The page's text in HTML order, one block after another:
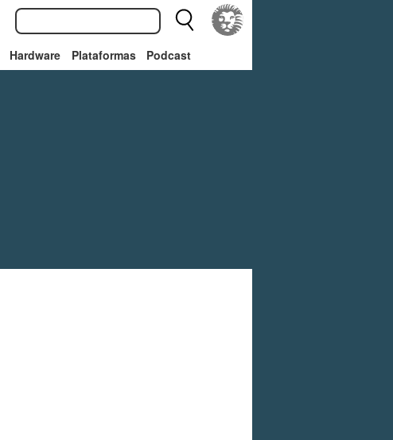
Hardware Plataformas Podcast